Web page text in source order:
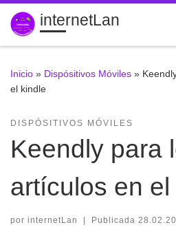
Saltar al contenido
internetLan
Inicio » Dispósitivos Móviles »
el kindle
DISPÓSITIVOS MÓVILES
Keendly para
artículos en el
por internetLan | Publicada